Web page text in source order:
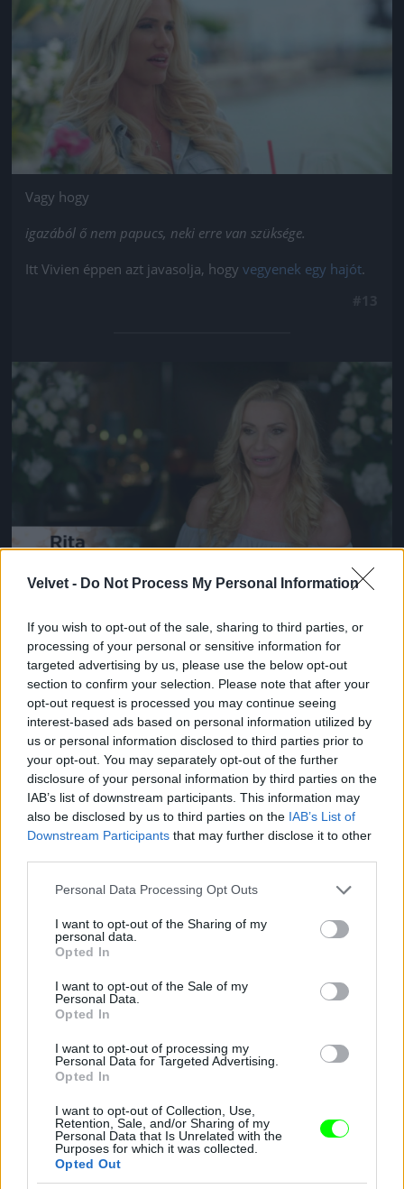
Velvet - Do Not Process My Personal Information
If you wish to opt-out of the sale, sharing to third parties, or
processing of your personal or sensitive information for
targeted advertising by us, please use the below opt-out
section to confirm your selection. Please note that after your
opt-out request is processed you may continue seeing
interest-based ads based on personal information utilized by
us or personal information disclosed to third parties prior to
your opt-out. You may separately opt-out of the further
disclosure of your personal information by third parties on the
IAB’s list of downstream participants. This information may
also be disclosed by us to third parties on the IAB’s List of
Downstream Participants that may further disclose it to other
Please note that this website/app uses one or more Google
not limited to your visit or usage behaviour. You may click to
grant or deny consent to Google and its third-party tags to
use your data for below specified purposes in below Google
consent section.
Personal Data Processing Opt Outs
I want to opt-out of the Sharing of my
personal data.
Opted In
I want to opt-out of the Sale of my
Personal Data.
Opted In
I want to opt-out of processing my
Personal Data for Targeted Advertising.
Opted In
I want to opt-out of Collection, Use,
Retention, Sale, and/or Sharing of my
Personal Data that Is Unrelated with the
Purposes for which it was collected.
Opted Out
Vagy hogy
igazából ő nem papucs, neki erre van szüksége.
Itt Vivien éppen azt javasolja, hogy vegyenek egy hajót.
Jön még kép!
Jön még kép!
És most ismerjék meg Farkas Ritát, a 48 éves
de azóta sincs senkije egyiküknek sem.
Jön még kép!